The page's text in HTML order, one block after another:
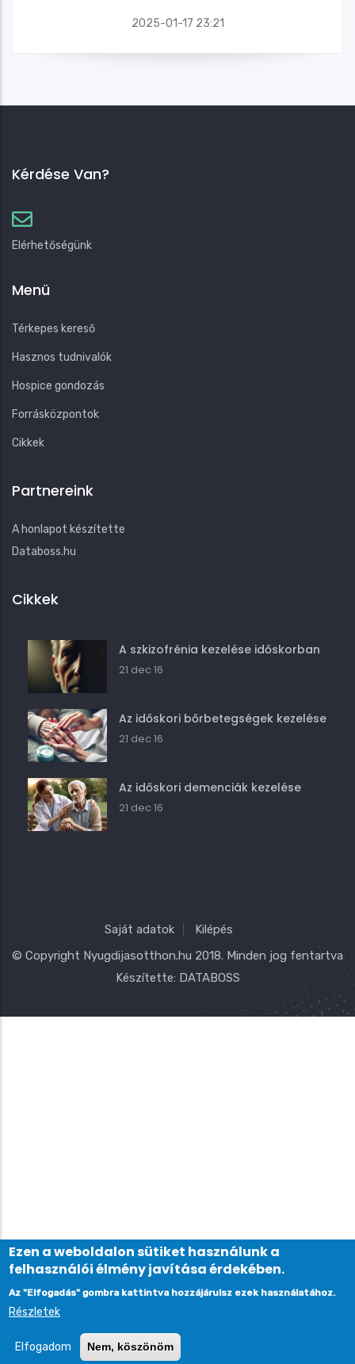
2025-01-17 23:21
Kérdése Van?
Elérhetőségünk
Menü
Térkepes kereső
Hasznos tudnivalók
Hospice gondozás
Forrásközpontok
Cikkek
Partnereink
A honlapot készítette
Databoss.hu
Cikkek
A szkizofrénia kezelése időskorban
21 dec 16
Az időskori bőrbetegségek kezelése
21 dec 16
Az időskori demenciák kezelése
21 dec 16
Saját adatok
Kilépés
© Copyright Nyugdijasotthon.hu 2018. Minden jog fentartva
Készítette: DATABOSS
Ezen a weboldalon sütiket használunk a
felhasználói élmény javítása érdekében.
Az "Elfogadás" gombra kattintva hozzájárulsz ezek használatához.
Részletek
Elfogadom Nem, köszönöm